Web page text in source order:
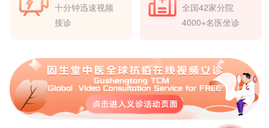
十分钟迅速视频
接诊
全国42家分院
4000+名医坐诊